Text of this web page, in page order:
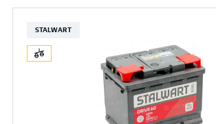
STALWART